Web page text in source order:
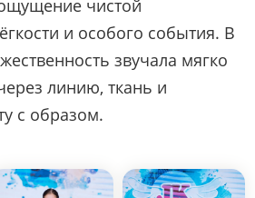
чистой
и особого события. В
звучала мягко
линию, ткань и
с образом.